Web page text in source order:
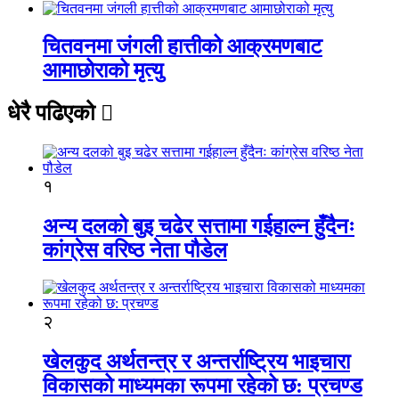
चितवनमा जंगली हात्तीको आक्रमणबाट
आमाछोराको मृत्यु
धेरै पढिएको
१
अन्य दलको बुइ चढेर सत्तामा गईहाल्न हुँदैनः
कांग्रेस वरिष्ठ नेता पौडेल
२
खेलकुद अर्थतन्त्र र अन्तर्राष्ट्रिय भाइचारा
विकासको माध्यमका रूपमा रहेको छ: प्रचण्ड